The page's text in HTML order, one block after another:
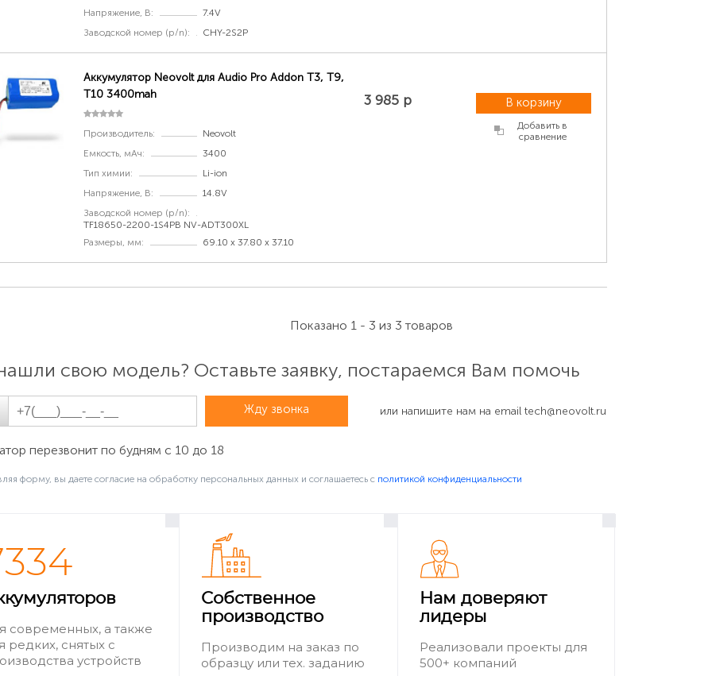
Напряжение, В:
7.4V
Заводской номер (p/n):
CHY-2S2P
Аккумулятор Neovolt для Audio Pro Addon T3, T9,
T10 3400mah
Производитель:
Neovolt
Емкость, мАч:
3400
Тип химии:
Li-ion
Напряжение, В:
14.8V
Заводской номер (p/n):
TF18650-2200-1S4PB NV-ADT300XL
Размеры, мм:
69.10 x 37.80 x 37.10
3 985 р В корзину
Добавить в
сравнение
Показано 1 - 3 из 3 товаров
свою модель? Оставьте заявку, постараемся Вам помочь
Жду звонка или напишите нам на email tech@neovolt.ru
перезвонит по будням с 10 до 18
форму, вы даете согласие на обработку персональных данных и соглашаетесь c политикой конфиденциальности
современных, а также
редких, снятых с
устройств
Собственное
производство
Производим на заказ по
образцу или тех. заданию
Нам доверяют
лидеры
Реализовали проекты для
500+ компаний